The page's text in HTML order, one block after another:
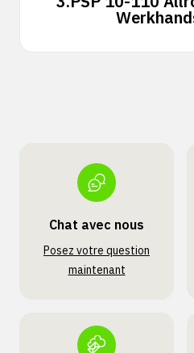
Chat avec nous
Posez votre question
maintenant